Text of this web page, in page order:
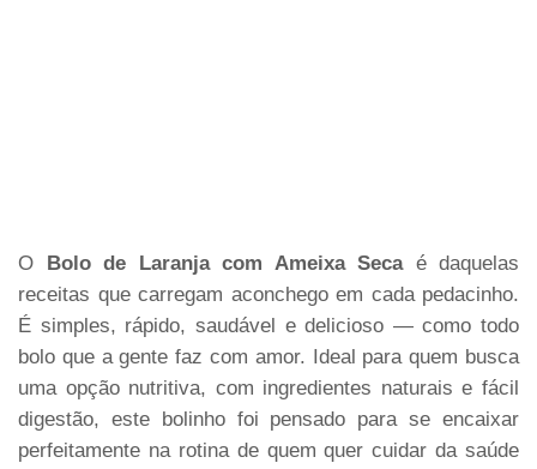
O Bolo de Laranja com Ameixa Secaé daquelas
receitas que carregam aconchego em cada pedacinho.
É simples, rápido, saudável e delicioso — como todo
bolo que a gente faz com amor. Ideal para quem busca
uma opção nutritiva, com ingredientes naturais e fácil
digestão, este bolinho foi pensado para se encaixar
perfeitamente na rotina de quem quer cuidar da saúde